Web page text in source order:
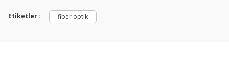
Ürün açıklamasında eksik bilgiler bulunuyor.
Ürün bilgilerinde hatalar bulunuyor.
Etiketler : fiber optik